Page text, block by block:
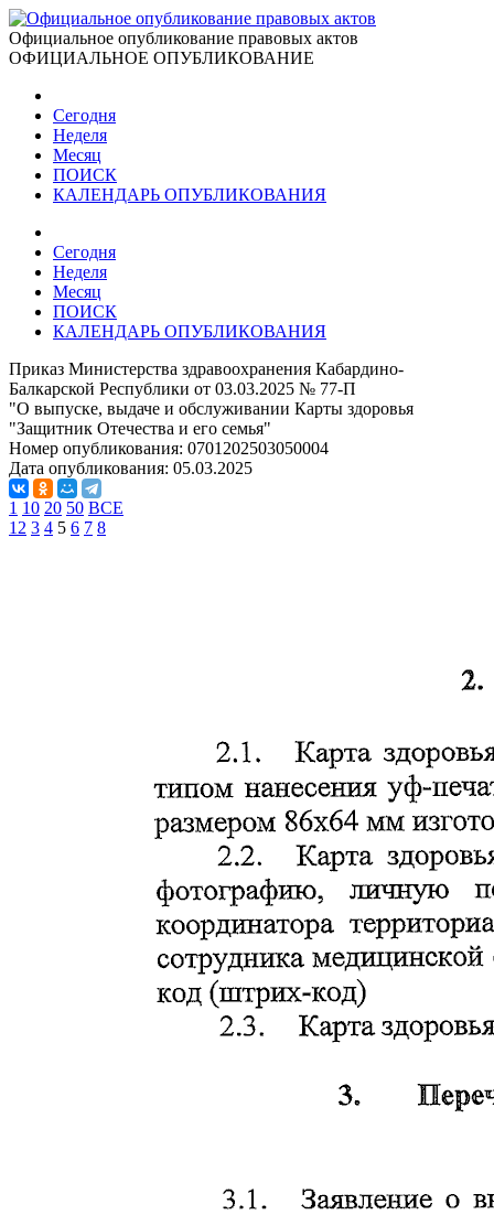
Официальное опубликование правовых актов
ОФИЦИАЛЬНОЕ ОПУБЛИКОВАНИЕ
Сегодня
Неделя
Месяц
ПОИСК
КАЛЕНДАРЬ ОПУБЛИКОВАНИЯ
Сегодня
Неделя
Месяц
ПОИСК
КАЛЕНДАРЬ ОПУБЛИКОВАНИЯ
Приказ Министерства здравоохранения Кабардино-
Балкарской Республики от 03.03.2025 № 77-П
"О выпуске, выдаче и обслуживании Карты здоровья
"Защитник Отечества и его семья"
Номер опубликования: 0701202503050004
Дата опубликования: 05.03.2025
1 10 20 50 ВСЕ
1 2 3 4 5 6 7 8